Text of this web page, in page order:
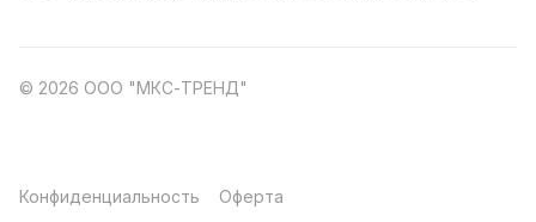
© 2026 ООО "МКС-ТРЕНД"
Конфиденциальность Оферта